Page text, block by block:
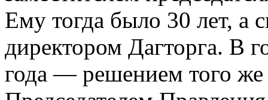
Ему тогда было 30 лет, а
директором Дагторга. В
года — решением того же